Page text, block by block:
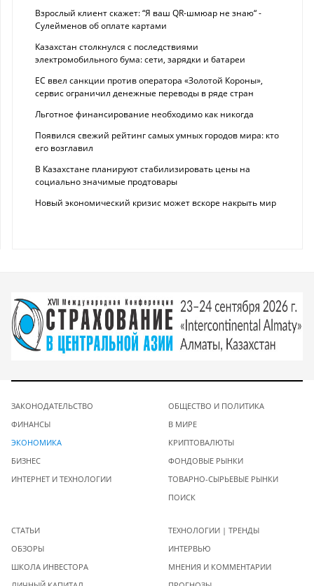
Взрослый клиент скажет: “Я ваш QR-шмюар не знаю“ -
Сулейменов об оплате картами
Казахстан столкнулся с последствиями
электромобильного бума: сети, зарядки и батареи
ЕС ввел санкции против оператора «Золотой Короны»,
сервис ограничил денежные переводы в ряде стран
Льготное финансирование необходимо как никогда
Появился свежий рейтинг самых умных городов мира: кто
его возглавил
В Казахстане планируют стабилизировать цены на
социально значимые продтовары
Новый экономический кризис может вскоре накрыть мир
ЗАКОНОДАТЕЛЬСТВО
ФИНАНСЫ
ЭКОНОМИКА
БИЗНЕС
ИНТЕРНЕТ И ТЕХНОЛОГИИ
ОБЩЕСТВО И ПОЛИТИКА
В МИРЕ
КРИПТОВАЛЮТЫ
ФОНДОВЫЕ РЫНКИ
ТОВАРНО-СЫРЬЕВЫЕ РЫНКИ
ПОИСК
СТАТЬИ
ОБЗОРЫ
ШКОЛА ИНВЕСТОРА
ТЕХНОЛОГИИ | ТРЕНДЫ
ИНТЕРВЬЮ
МНЕНИЯ И КОММЕНТАРИИ